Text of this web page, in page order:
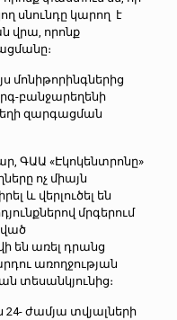
սնունդը կարող է
վրա, որոնք
մոնիթորինգներից
բանջարեղենի
զարգացման
ԳԱԱ «Էկոկենտրոնը»
ոչ միայն
և վերլուծել են
մրգերում
են առել դրանց
առողջության
տեսանկյունից։
ժամյա տվյալների